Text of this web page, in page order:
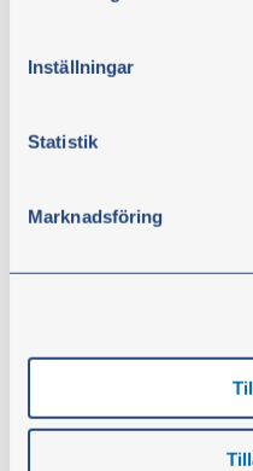
samtycke klickar du på
Inställningar
Statistik
Marknadsföring
Frostvæsketester
Frostvæsketester, til
ethylenglycol.
hvorefter resultatet af